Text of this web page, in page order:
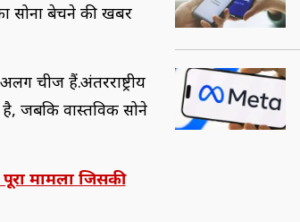
सोना बेचने की खबर
चीजें हैं.अंतरराष्ट्रीय
जबकि वास्तविक सोने
मामला जिसकी